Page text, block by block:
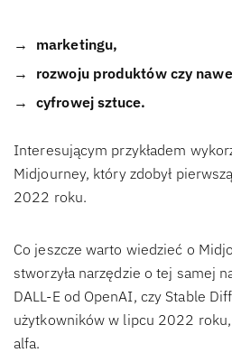
marketingu,
rozwoju produktów czy
cyfrowej sztuce.
Interesującym przykładem
Midjourney, który zdobył
2022 roku.
Co jeszcze warto wiedzieć o
stworzyła narzędzie o tej samej
DALL-E od OpenAI, czy Stable
użytkowników w lipcu 2022
alfa.